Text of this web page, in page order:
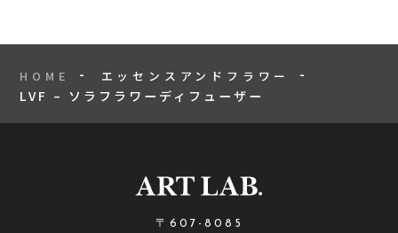
HOME エッセンスアンドフラワー
LVF – ソラフラワーディフューザー
〒607-8085